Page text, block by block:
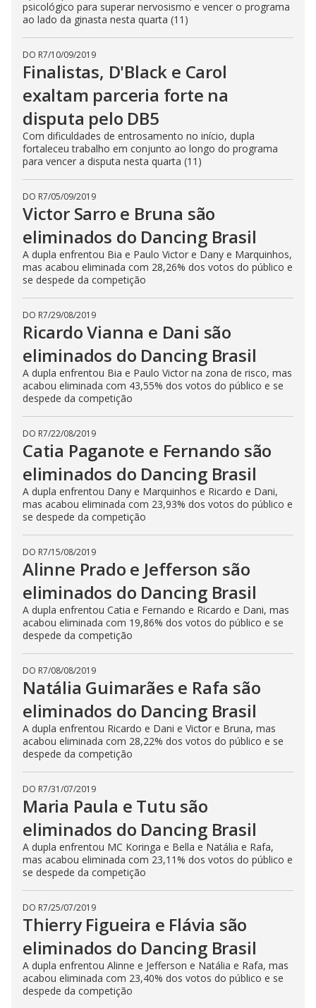
psicológico para superar nervosismo e vencer o programa
ao lado da ginasta nesta quarta (11)
DO R7/10/09/2019
Finalistas, D'Black e Carol
exaltam parceria forte na
disputa pelo DB5
Com dificuldades de entrosamento no início, dupla
fortaleceu trabalho em conjunto ao longo do programa
para vencer a disputa nesta quarta (11)
DO R7/05/09/2019
Victor Sarro e Bruna são
eliminados do Dancing Brasil
A dupla enfrentou Bia e Paulo Victor e Dany e Marquinhos,
mas acabou eliminada com 28,26% dos votos do público e
se despede da competição
DO R7/29/08/2019
Ricardo Vianna e Dani são
eliminados do Dancing Brasil
A dupla enfrentou Bia e Paulo Victor na zona de risco, mas
acabou eliminada com 43,55% dos votos do público e se
despede da competição
DO R7/22/08/2019
Catia Paganote e Fernando são
eliminados do Dancing Brasil
A dupla enfrentou Dany e Marquinhos e Ricardo e Dani,
mas acabou eliminada com 23,93% dos votos do público e
se despede da competição
DO R7/15/08/2019
Alinne Prado e Jefferson são
eliminados do Dancing Brasil
A dupla enfrentou Catia e Fernando e Ricardo e Dani, mas
acabou eliminada com 19,86% dos votos do público e se
despede da competição
DO R7/08/08/2019
Natália Guimarães e Rafa são
eliminados do Dancing Brasil
A dupla enfrentou Ricardo e Dani e Victor e Bruna, mas
acabou eliminada com 28,22% dos votos do público e se
despede da competição
DO R7/31/07/2019
Maria Paula e Tutu são
eliminados do Dancing Brasil
A dupla enfrentou MC Koringa e Bella e Natália e Rafa,
mas acabou eliminada com 23,11% dos votos do público e
se despede da competição
DO R7/25/07/2019
Thierry Figueira e Flávia são
eliminados do Dancing Brasil
A dupla enfrentou Alinne e Jefferson e Natália e Rafa, mas
acabou eliminada com 23,40% dos votos do público e se
despede da competição